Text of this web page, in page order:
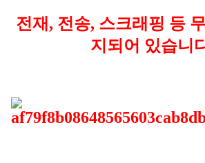
전재, 전송, 스크래핑 등
지되어 있습니